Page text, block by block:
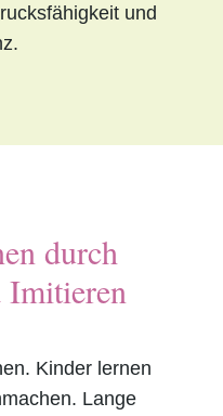
und
durch
Imitieren
Kinder lernen
Lange